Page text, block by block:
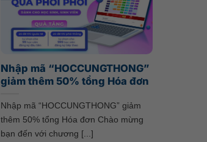
Nhập mã “HOCCUNGTHONG”
giảm thêm 50% tổng Hóa đơn
Nhập mã “HOCCUNGTHONG” giảm
thêm 50% tổng Hóa đơn Chào mừng
bạn đến với chương [...]